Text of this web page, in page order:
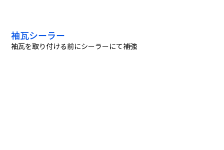
袖瓦シーラー
袖瓦を取り付ける前にシーラーにて補強